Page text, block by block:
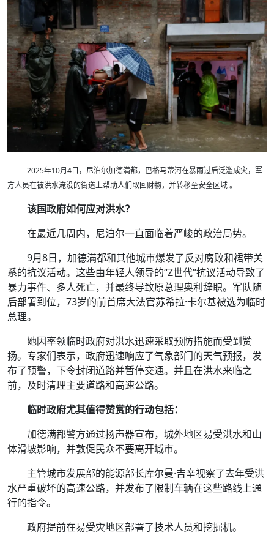
2025年10月4日，尼泊尔加德满都，巴格马蒂河在暴雨过后泛滥成灾，军
方人员在被洪水淹没的街道上帮助人们取回财物，并转移至安全区域 。
该国政府如何应对洪水？
在最近几周内，尼泊尔一直面临着严峻的政治局势。
9月8日，加德满都和其他城市爆发了反对腐败和裙带关
系的抗议活动。这些由年轻人领导的“Z世代”抗议活动导致了
暴力事件、多人死亡，并最终导致原总理奥利辞职。军队随
后部署到位，73岁的前首席大法官苏希拉·卡尔基被选为临时
总理。
她因率领临时政府对洪水迅速采取预防措施而受到赞
扬。专家们表示，政府迅速响应了气象部门的天气预报，发
布了预警，下令封闭道路并暂停交通。并且在洪水来临之
前，及时清理主要道路和高速公路。
临时政府尤其值得赞赏的行动包括：
加德满都警方通过扬声器宣布，城外地区易受洪水和山
体滑坡影响，并敦促民众不要离开城市。
主管城市发展部的能源部长库尔曼·吉辛视察了去年受洪
水严重破坏的高速公路，并发布了限制车辆在这些路线上通
行的指令。
政府提前在易受灾地区部署了技术人员和挖掘机。